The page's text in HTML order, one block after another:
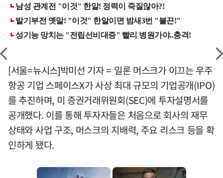
[서울=뉴시스]박미선 기자 = 일론 머스크가 이끄는 우주
항공 기업 스페이스X가 사상 최대 규모의 기업공개(IPO)
를 추진하며, 미 증권거래위원회(SEC)에 투자설명서를
공개했다. 이를 통해 투자자들은 처음으로 회사의 재무
상태와 사업 구조, 머스크의 지배력, 주요 리스크 등을 확
인하게 됐다.